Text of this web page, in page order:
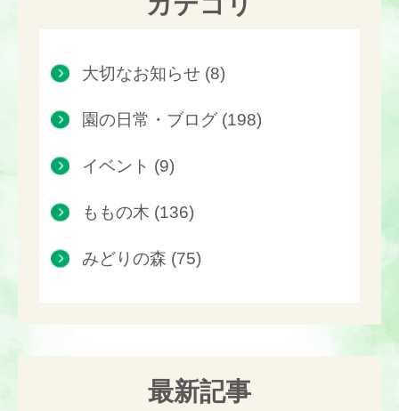
大切なお知らせ (8)
園の日常・ブログ (198)
イベント (9)
ももの木 (136)
みどりの森 (75)
最新記事